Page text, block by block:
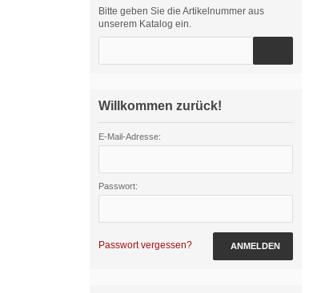
Bitte geben Sie die Artikelnummer aus
unserem Katalog ein.
Willkommen zurück!
E-Mail-Adresse:
Passwort:
Passwort vergessen? ANMELDEN